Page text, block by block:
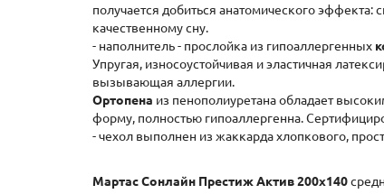
получается добиться анатомического
качественному сну.
- наполнитель - прослойка из гипоаллергенных
Упругая, износоустойчивая и эластичная
вызывающая аллергии.
Ортопена из пенополиуретана обладает
форму, полностью гипоаллергенна.
- чехол выполнен из жаккарда хлопкового,
Мартас Сонлайн Престиж Актив 200x140